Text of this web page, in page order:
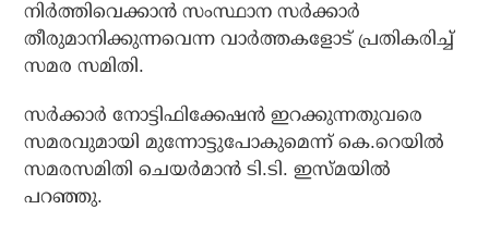
നിര്‍ത്തിവെക്കാന്‍ സംസ്ഥാന സര്‍ക്കാര്‍
തീരുമാനിക്കുന്നവെന്ന വാര്‍ത്തകളോട് പ്രതികരിച്ച്
സമര സമിതി.
സര്‍ക്കാര്‍ നോട്ടിഫിക്കേഷന്‍ ഇറക്കുന്നതുവരെ
സമരവുമായി മുന്നോട്ടുപോകുമെന്ന് കെ.റെയില്‍
സമരസമിതി ചെയര്‍മാന്‍ ടി.ടി. ഇസ്മയില്‍
പറഞ്ഞു.